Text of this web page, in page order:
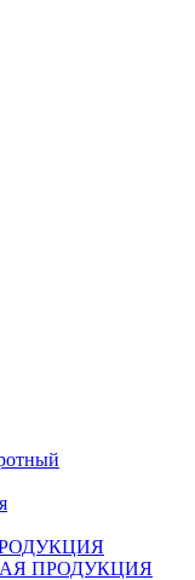
ПРОДУКЦИЯ